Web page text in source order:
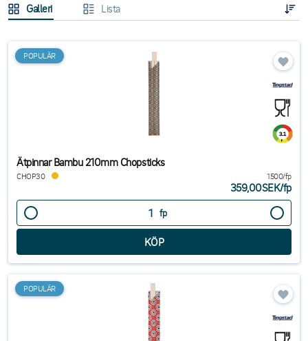
passa olika behov. Sortimentet innehåller både klassiska modeller och
miljövänliga alternativ.
Handla ätpinnar online
hos Tingstad – alltid med snabb leverans, bra
priser och ett stort sortiment för professionella användare.
Galleri Lista
POPULÄR
Ätpinnar Bambu 210mm Chopsticks
CHOP30 1500/fp
359,00SEK/fp
fp
POPULÄR